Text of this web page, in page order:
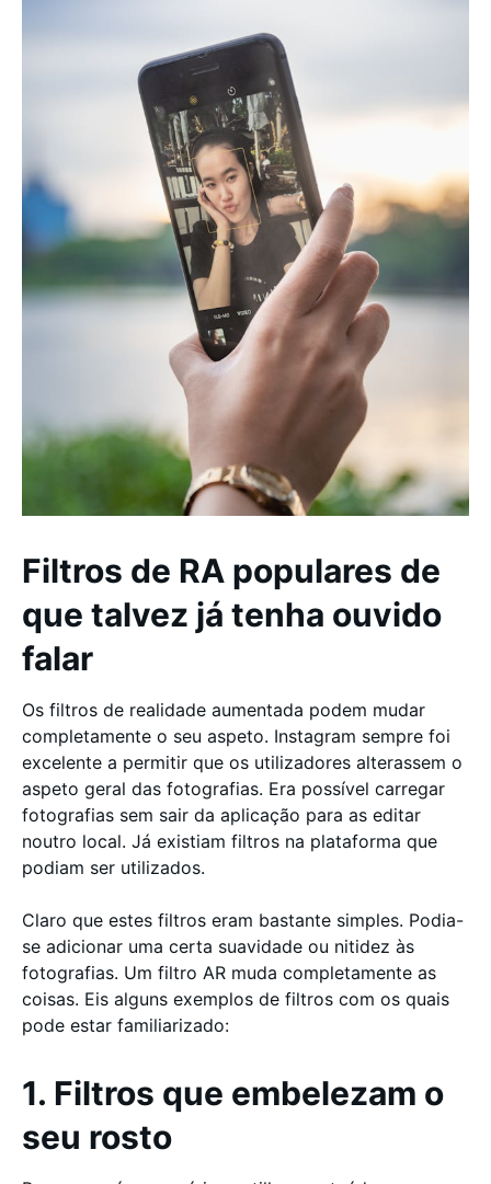
Filtros de RA populares de
que talvez já tenha ouvido
falar
Os filtros de realidade aumentada podem mudar
completamente o seu aspeto. Instagram sempre foi
excelente a permitir que os utilizadores alterassem o
aspeto geral das fotografias. Era possível carregar
fotografias sem sair da aplicação para as editar
noutro local. Já existiam filtros na plataforma que
podiam ser utilizados.
Claro que estes filtros eram bastante simples. Podia-
se adicionar uma certa suavidade ou nitidez às
fotografias. Um filtro AR muda completamente as
coisas. Eis alguns exemplos de filtros com os quais
pode estar familiarizado:
1. Filtros que embelezam o
seu rosto